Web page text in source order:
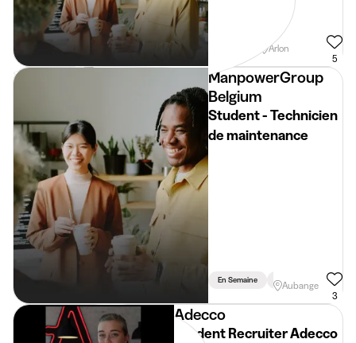
Arlon
5
ManpowerGroup
Belgium
Student - Technicien
de maintenance
En Semaine Vacances
Aubange
3
Adecco
Student Recruiter Adecco